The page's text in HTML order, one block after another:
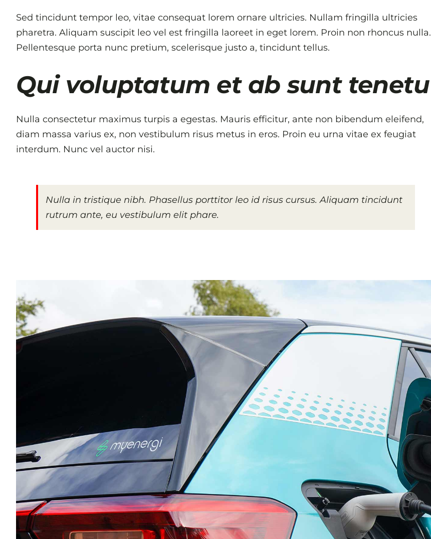
Sed tincidunt tempor leo, vitae consequat lorem ornare ultricies. Nullam fringilla ultricies
pharetra. Aliquam suscipit leo vel est fringilla laoreet in eget lorem. Proin non rhoncus nulla.
Pellentesque porta nunc pretium, scelerisque justo a, tincidunt tellus.
Qui voluptatum et ab sunt tenetu
Nulla consectetur maximus turpis a egestas. Mauris efficitur, ante non bibendum eleifend,
diam massa varius ex, non vestibulum risus metus in eros. Proin eu urna vitae ex feugiat
interdum. Nunc vel auctor nisi.
Nulla in tristique nibh. Phasellus porttitor leo id risus cursus. Aliquam tincidunt
rutrum ante, eu vestibulum elit phare.